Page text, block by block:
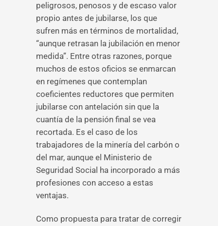
peligrosos, penosos y de escaso valor
propio antes de jubilarse, los que
sufren más en términos de mortalidad,
“aunque retrasan la jubilación en menor
medida”. Entre otras razones, porque
muchos de estos oficios se enmarcan
en regímenes que contemplan
coeficientes reductores que permiten
jubilarse con antelación sin que la
cuantía de la pensión final se vea
recortada. Es el caso de los
trabajadores de la minería del carbón o
del mar, aunque el Ministerio de
Seguridad Social ha incorporado a más
profesiones con acceso a estas
ventajas.
Como propuesta para tratar de corregir